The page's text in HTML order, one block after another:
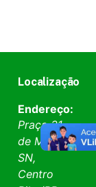
Localização
Endereço:
Praça 31
de Março,
SN,
Centro